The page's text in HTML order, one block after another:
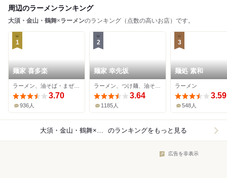
周辺のラーメンランキング
大須・金山・鶴舞×ラーメンのランキング（点数の高いお店）です。
1
麺家 喜多楽
ラーメン、油そば・まぜそば、つけ麺
3.70
936人
2
麺家 幸先坂
3.64
1185人
3
麺処 素和
ラーメン
3.59
548人
大須・金山・鶴舞×ラーメン のランキングをもっと見る
広告を非表示